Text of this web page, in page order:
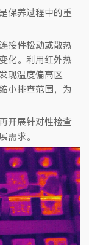
保养过程中的重
接件松动或散热
化。利用红外热
现温度偏高区
小排查范围，为
开展针对性检查
需求。